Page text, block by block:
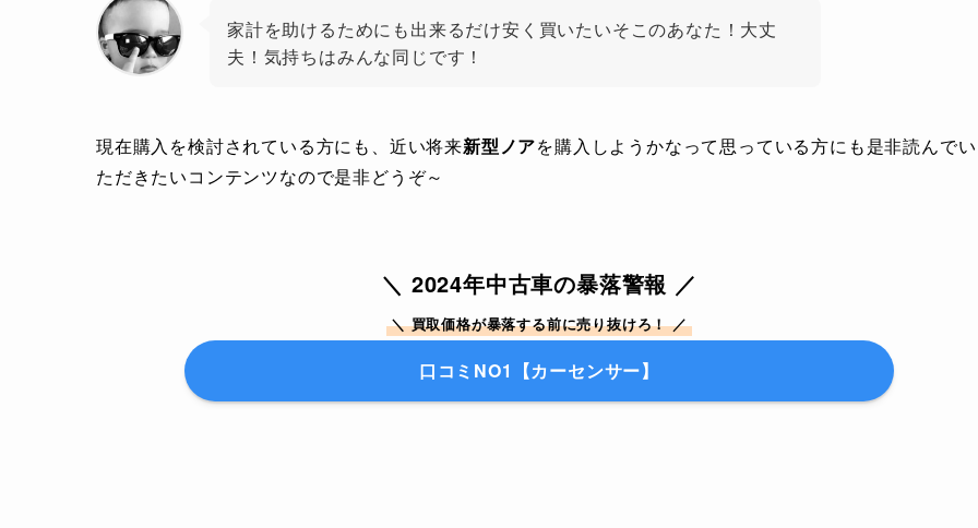
家計を助けるためにも出来るだけ安く買いたいそこのあなた！大丈
夫！気持ちはみんな同じです！
現在購入を検討されている方にも、近い将来新型ノアを購入しようかなって思っている方にも是非読んでい
ただきたいコンテンツなので是非どうぞ～
＼ 2024年中古車の暴落警報 ／
＼ 買取価格が暴落する前に売り抜けろ！ ／
口コミNO1【カーセンサー】